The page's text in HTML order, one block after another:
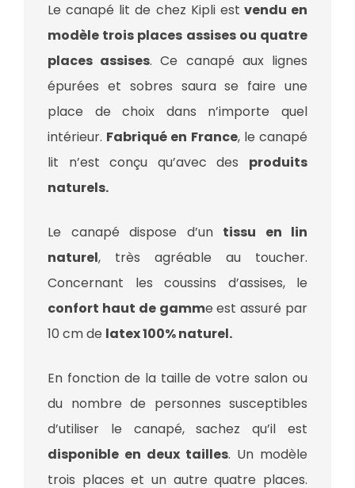
Le canapé lit de chez Kipli est vendu en
modèle trois places assises ou quatre
places assises. Ce canapé aux lignes
épurées et sobres saura se faire une
place de choix dans n’importe quel
intérieur. Fabriqué en France, le canapé
lit n’est conçu qu’avec des produits
naturels.
Le canapé dispose d’un tissu en lin
naturel, très agréable au toucher.
Concernant les coussins d’assises, le
confort haut de gamme est assuré par
10 cm de latex 100% naturel.
En fonction de la taille de votre salon ou
du nombre de personnes susceptibles
d’utiliser le canapé, sachez qu’il est
disponible en deux tailles. Un modèle
trois places et un autre quatre places.